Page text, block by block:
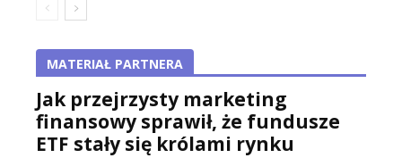
MATERIAŁ PARTNERA
Jak przejrzysty marketing
finansowy sprawił, że fundusze
ETF stały się królami rynku